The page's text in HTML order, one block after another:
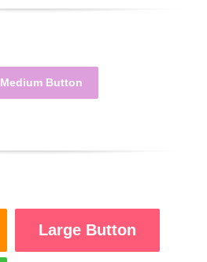
Medium Button
Large Button